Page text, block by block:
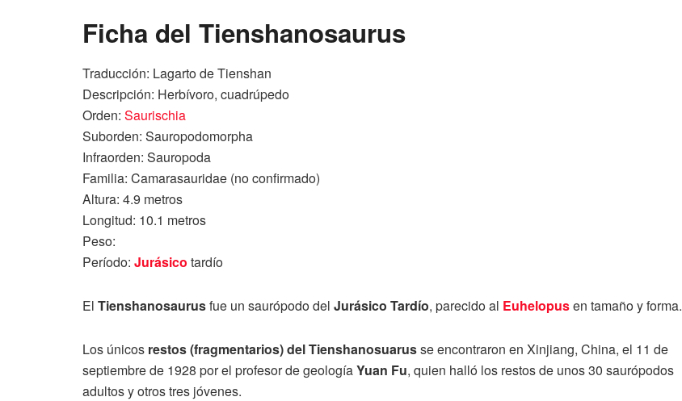
Ficha del Tienshanosaurus
Traducción: Lagarto de Tienshan
Descripción: Herbívoro, cuadrúpedo
Orden: Saurischia
Suborden: Sauropodomorpha
Infraorden: Sauropoda
Familia: Camarasauridae (no confirmado)
Altura: 4.9 metros
Longitud: 10.1 metros
Peso:
Período: Jurásico tardío
El Tienshanosaurusfue un saurópodo del Jurásico Tardío, parecido al Euhelopusen tamaño y forma.
Los únicos restos (fragmentarios) del Tienshanosuarusse encontraron en Xinjiang, China, el 11 de
septiembre de 1928 por el profesor de geologíaYuan Fu, quien halló los restos de unos 30 saurópodos
adultos y otros tres jóvenes.